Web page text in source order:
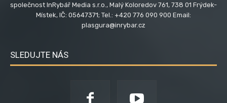
společnost InRybář Media s.r.o., Malý Koloredov 761, 738 01 Frýdek-
Místek, IČ: 05647371; Tel.: +420 776 090 900 Email:
plasgura@inrybar.cz
SLEDUJTE NÁS